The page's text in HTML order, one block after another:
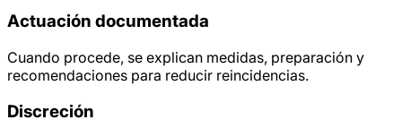
Actuación documentada
Cuando procede, se explican medidas, preparación y
recomendaciones para reducir reincidencias.
Discreción